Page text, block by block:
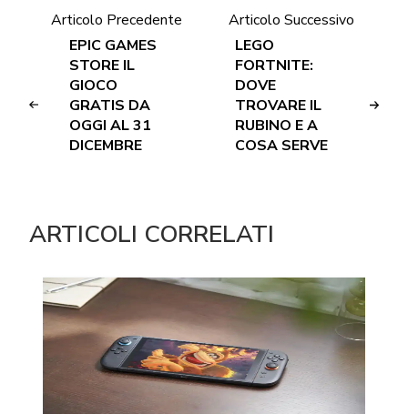
Articolo Precedente
EPIC GAMES
STORE IL
GIOCO
GRATIS DA
OGGI AL 31
DICEMBRE
Articolo Successivo
LEGO
FORTNITE:
DOVE
TROVARE IL
RUBINO E A
COSA SERVE
ARTICOLI CORRELATI